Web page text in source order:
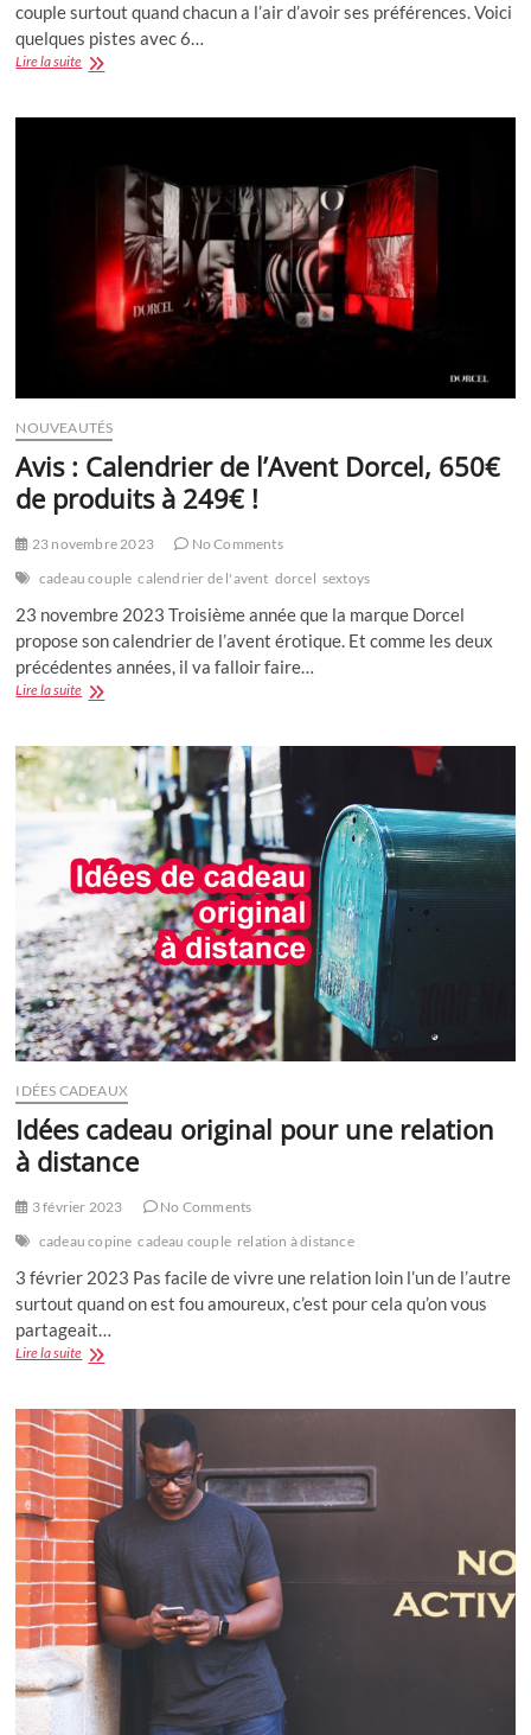
couple surtout quand chacun a l’air d’avoir ses préférences. Voici
quelques pistes avec 6…
Lire la suiteQuel
NOUVEAUTÉS
Avis : Calendrier de l’Avent Dorcel, 650€
de produits à 249€ !
23 novembre 2023
No Comments
cadeau couple calendrier de l'avent dorcel sextoys
23 novembre 2023 Troisième année que la marque Dorcel
propose son calendrier de l’avent érotique. Et comme les deux
précédentes années, il va falloir faire…
Lire la suiteAvis
de
l’Avent
Dorcel,
650€
produits
à
249€
!
IDÉES CADEAUX
Idées cadeau original pour une relation
à distance
3 février 2023
No Comments
cadeau copine cadeau couple relation à distance
3 février 2023 Pas facile de vivre une relation loin l’un de l’autre
surtout quand on est fou amoureux, c’est pour cela qu’on vous
partageait…
Lire la suiteIdées
pour
une
relation
à
distance